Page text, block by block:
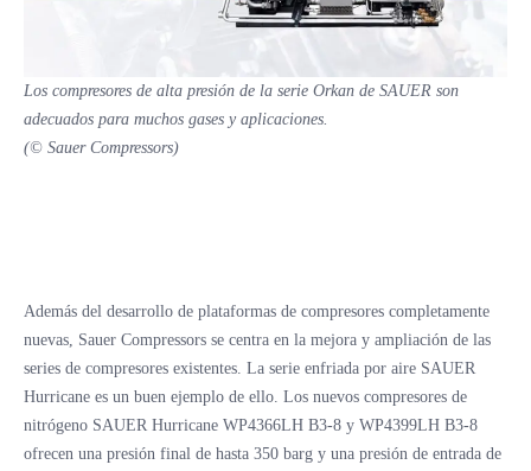
Los compresores de alta presión de la serie Orkan de SAUER son
adecuados para muchos gases y aplicaciones.
(© Sauer Compressors)
Además del desarrollo de plataformas de compresores completamente
nuevas, Sauer Compressors se centra en la mejora y ampliación de las
series de compresores existentes. La serie enfriada por aire SAUER
Hurricane es un buen ejemplo de ello. Los nuevos compresores de
nitrógeno SAUER Hurricane WP4366LH B3-8 y WP4399LH B3-8
ofrecen una presión final de hasta 350 barg y una presión de entrada de